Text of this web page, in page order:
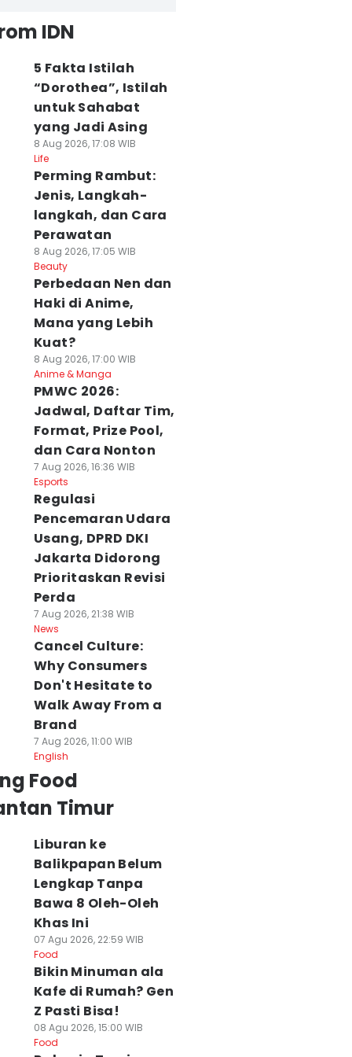
IDN
5 Fakta Istilah
“Dorothea”, Istilah
untuk Sahabat
yang Jadi Asing
8 Aug 2026, 17:08 WIB
Life
Perming Rambut:
Jenis, Langkah-
langkah, dan Cara
Perawatan
8 Aug 2026, 17:05 WIB
Beauty
Perbedaan Nen dan
Haki di Anime,
Mana yang Lebih
Kuat?
8 Aug 2026, 17:00 WIB
Anime & Manga
PMWC 2026:
Jadwal, Daftar Tim,
Format, Prize Pool,
dan Cara Nonton
7 Aug 2026, 16:36 WIB
Esports
Regulasi
Pencemaran Udara
Usang, DPRD DKI
Jakarta Didorong
Prioritaskan Revisi
Perda
7 Aug 2026, 21:38 WIB
News
Cancel Culture:
Why Consumers
Don't Hesitate to
Walk Away From a
Brand
7 Aug 2026, 11:00 WIB
English
Food
Timur
Liburan ke
Balikpapan Belum
Lengkap Tanpa
Bawa 8 Oleh-Oleh
Khas Ini
07 Agu 2026, 22:59 WIB
Food
Bikin Minuman ala
Kafe di Rumah? Gen
Z Pasti Bisa!
08 Agu 2026, 15:00 WIB
Food